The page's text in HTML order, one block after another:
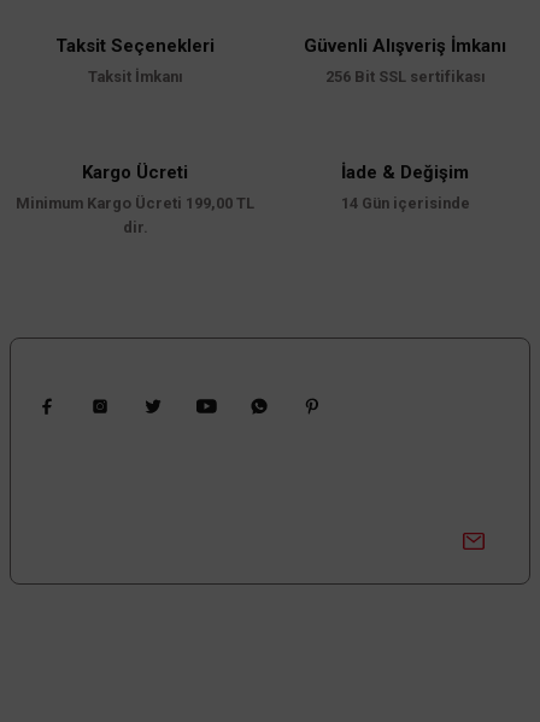
ACK 3x10w 3000K Siyah Reflektörlü Beyaz Üçlü Led Spot Sıva Altı AD10-
Ürün resmi kalitesiz, bozuk veya görüntülenemiyor.
Ürün fiyatı diğer sitelerden daha pahalı.
Bu ürüne benzer farklı alternatifler olmalı.
Taksit Seçenekleri
Taksit İmkanı
Güvenli Alışveriş İmkanı
256 Bit SSL sertifikası
Kargo Ücreti
Minimum Kargo Ücreti 199,00 TL
dir.
İade & Değişim
14 Gün içerisinde